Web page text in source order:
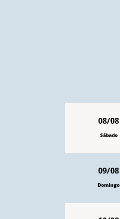
08/08
Sábado
09/08
Domingo